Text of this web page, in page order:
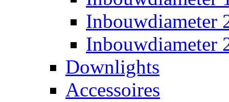
Inbouwdiameter
Inbouwdiameter
Downlights
Accessoires